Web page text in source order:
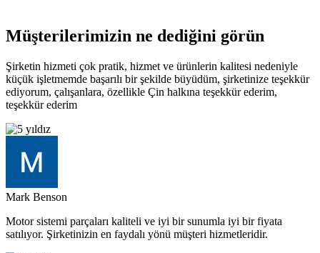
Müşterilerimizin ne dediğini görün
Şirketin hizmeti çok pratik, hizmet ve ürünlerin kalitesi nedeniyle
küçük işletmemde başarılı bir şekilde büyüdüm, şirketinize teşekkür
ediyorum, çalışanlara, özellikle Çin halkına teşekkür ederim,
teşekkür ederim
Mark Benson
Motor sistemi parçaları kaliteli ve iyi bir sunumla iyi bir fiyata
satılıyor. Şirketinizin en faydalı yönü müşteri hizmetleridir.